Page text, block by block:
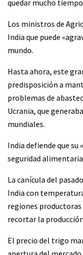
quedar mucho
Los ministros de
India que puede
mundo.
Hasta ahora, este
predisposición a
problemas de
Ucrania, que
mundiales.
India defiende que
seguridad
La canícula del
India con
regiones
recortar la
El precio del trigo